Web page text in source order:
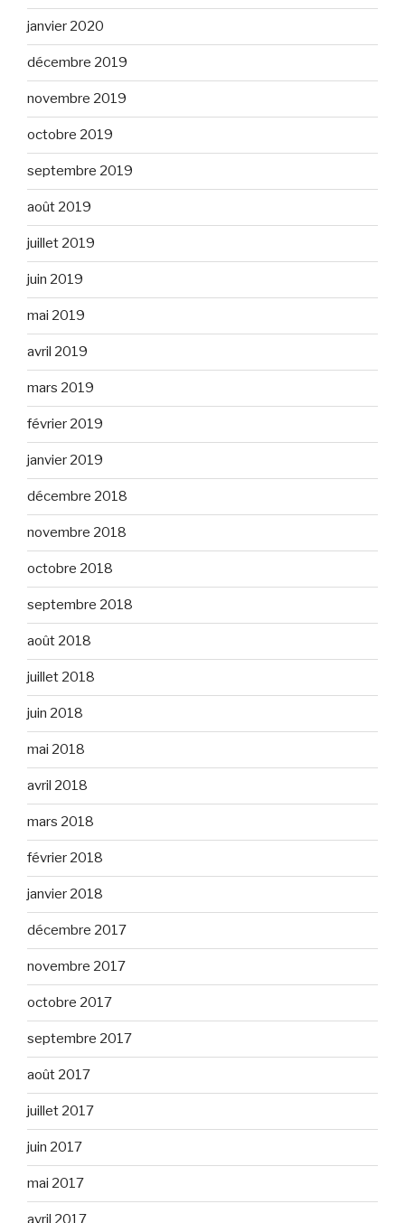
janvier 2020
décembre 2019
novembre 2019
octobre 2019
septembre 2019
août 2019
juillet 2019
juin 2019
mai 2019
avril 2019
mars 2019
février 2019
janvier 2019
décembre 2018
novembre 2018
octobre 2018
septembre 2018
août 2018
juillet 2018
juin 2018
mai 2018
avril 2018
mars 2018
février 2018
janvier 2018
décembre 2017
novembre 2017
octobre 2017
septembre 2017
août 2017
juillet 2017
juin 2017
mai 2017
avril 2017